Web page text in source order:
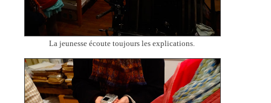
La jeunesse écoute toujours les explications.